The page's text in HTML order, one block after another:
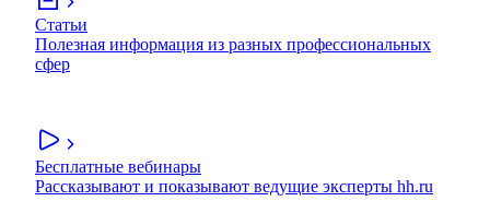
Статьи
Полезная информация из разных профессиональных
сфер
Бесплатные вебинары
Рассказывают и показывают ведущие эксперты hh.ru